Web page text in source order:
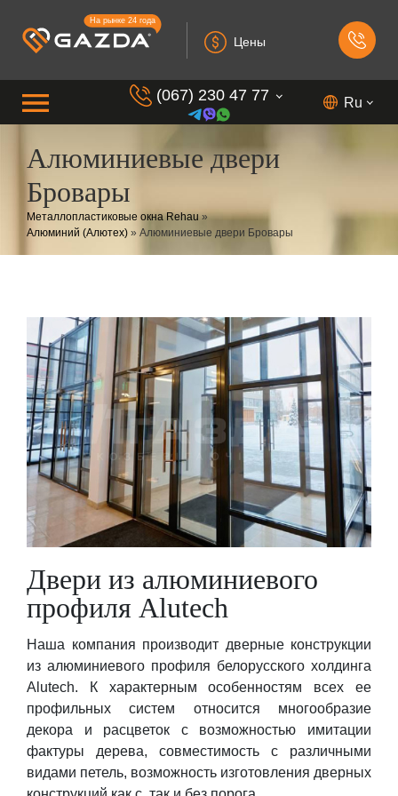
На рынке 24 года
Цены
(067) 230 47 77
(099) 230 73 37
(073) 230 7 337
Ru
Алюминиевые двери
Бровары
Металлопластиковые окна Rehau»
Алюминий (Алютех) » Алюминиевые двери Бровары
Двери из алюминиевого
профиля Alutech
Наша компания производит дверные конструкции
из алюминиевого профиля белорусского холдинга
Alutech. К характерным особенностям всех ее
профильных систем относится многообразие
декора и расцветок с возможностью имитации
фактуры дерева, совместимость с различными
видами петель, возможность изготовления дверных